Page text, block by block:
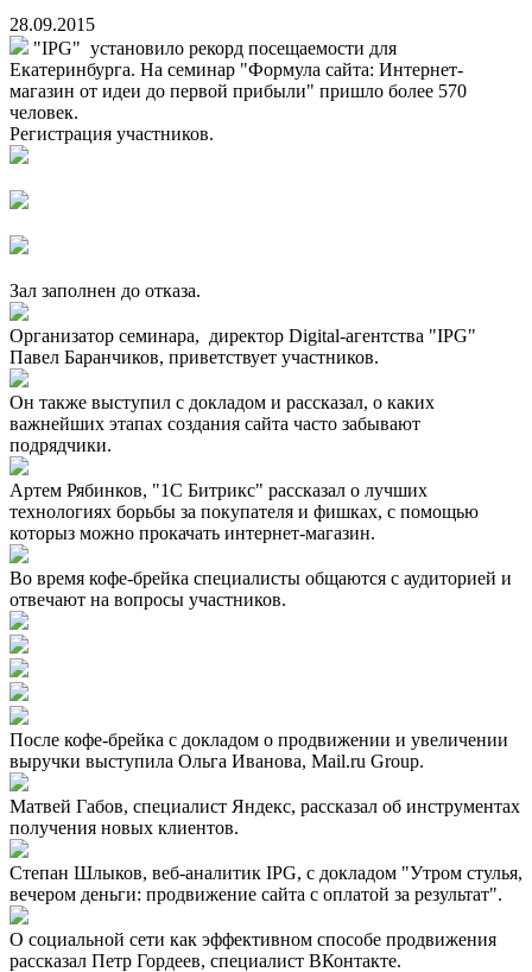
28.09.2015
"IPG" установило рекорд посещаемости для
Екатеринбурга. На семинар "Формула сайта: Интернет-
магазин от идеи до первой прибыли" пришло более 570
человек.
Регистрация участников.
Зал заполнен до отказа.
Организатор семинара, директор Digital-агентства "IPG"
Павел Баранчиков, приветствует участников.
Он также выступил с докладом и рассказал, о каких
важнейших этапах создания сайта часто забывают
подрядчики.
Артем Рябинков, "1С Битрикс" рассказал о лучших
технологиях борьбы за покупателя и фишках, с помощью
которыз можно прокачать интернет-магазин.
Во время кофе-брейка специалисты общаются с аудиторией и
отвечают на вопросы участников.
После кофе-брейка с докладом о продвижении и увеличении
выручки выступила Ольга Иванова, Mail.ru Group.
Матвей Габов, специалист Яндекс, рассказал об инструментах
получения новых клиентов.
Степан Шлыков, веб-аналитик IPG, с докладом "Утром стулья,
вечером деньги: продвижение сайта с оплатой за результат".
О социальной сети как эффективном способе продвижения
рассказал Петр Гордеев, специалист ВКонтакте.